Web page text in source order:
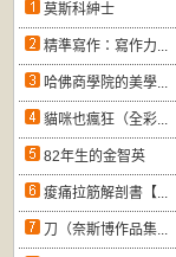
莫斯科紳士
精準寫作：寫作力...
哈佛商學院的美學...
貓咪也瘋狂（全彩...
82年生的金智英
痠痛拉筋解剖書【...
刀（奈斯博作品集...